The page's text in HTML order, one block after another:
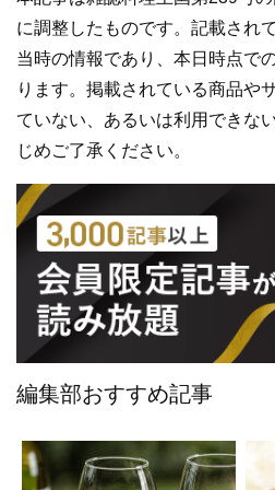
に調整したものです。記載され
当時の情報であり、本日時点で
ります。掲載されている商品や
ていない、あるいは利用できな
じめご了承ください。
編集部おすすめ記事